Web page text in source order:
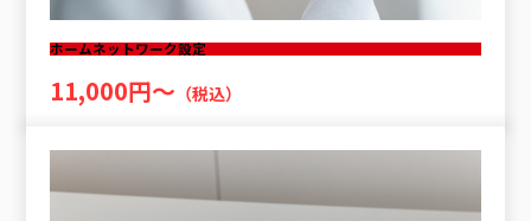
ホームネットワーク設定
11,000円〜 （税込）